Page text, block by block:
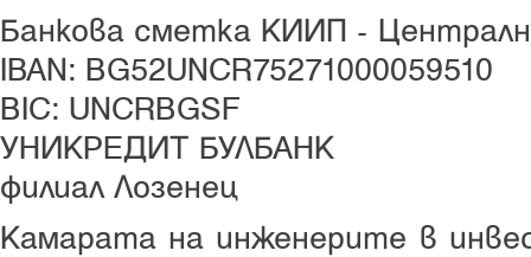
Банкова сметка КИИП -
IBAN: BG52UNCR75271000059510
BIC: UNCRBGSF
УНИКРЕДИТ БУЛБАНК
филиал Лозенец
Камарата на инженерите в